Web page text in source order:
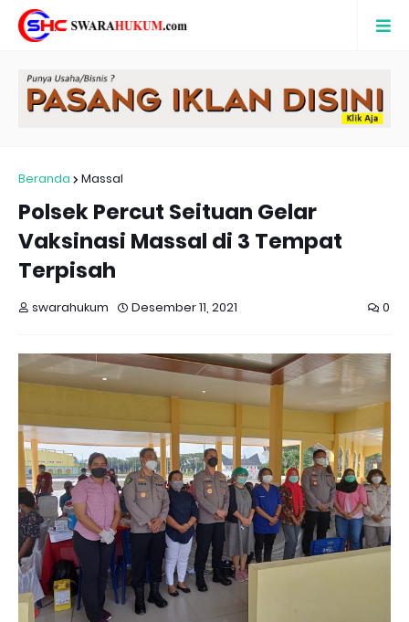
Beranda Massal
Polsek Percut Seituan Gelar
Vaksinasi Massal di 3 Tempat
Terpisah
swarahukum Desember 11, 2021 0